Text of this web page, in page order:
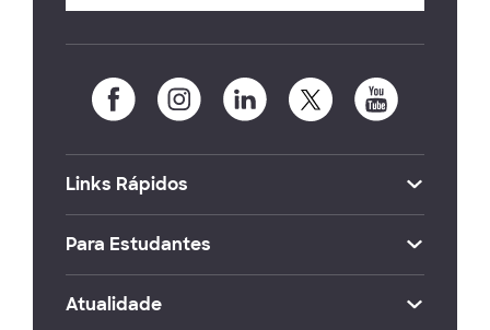
Links Rápidos
Para Estudantes
Atualidade